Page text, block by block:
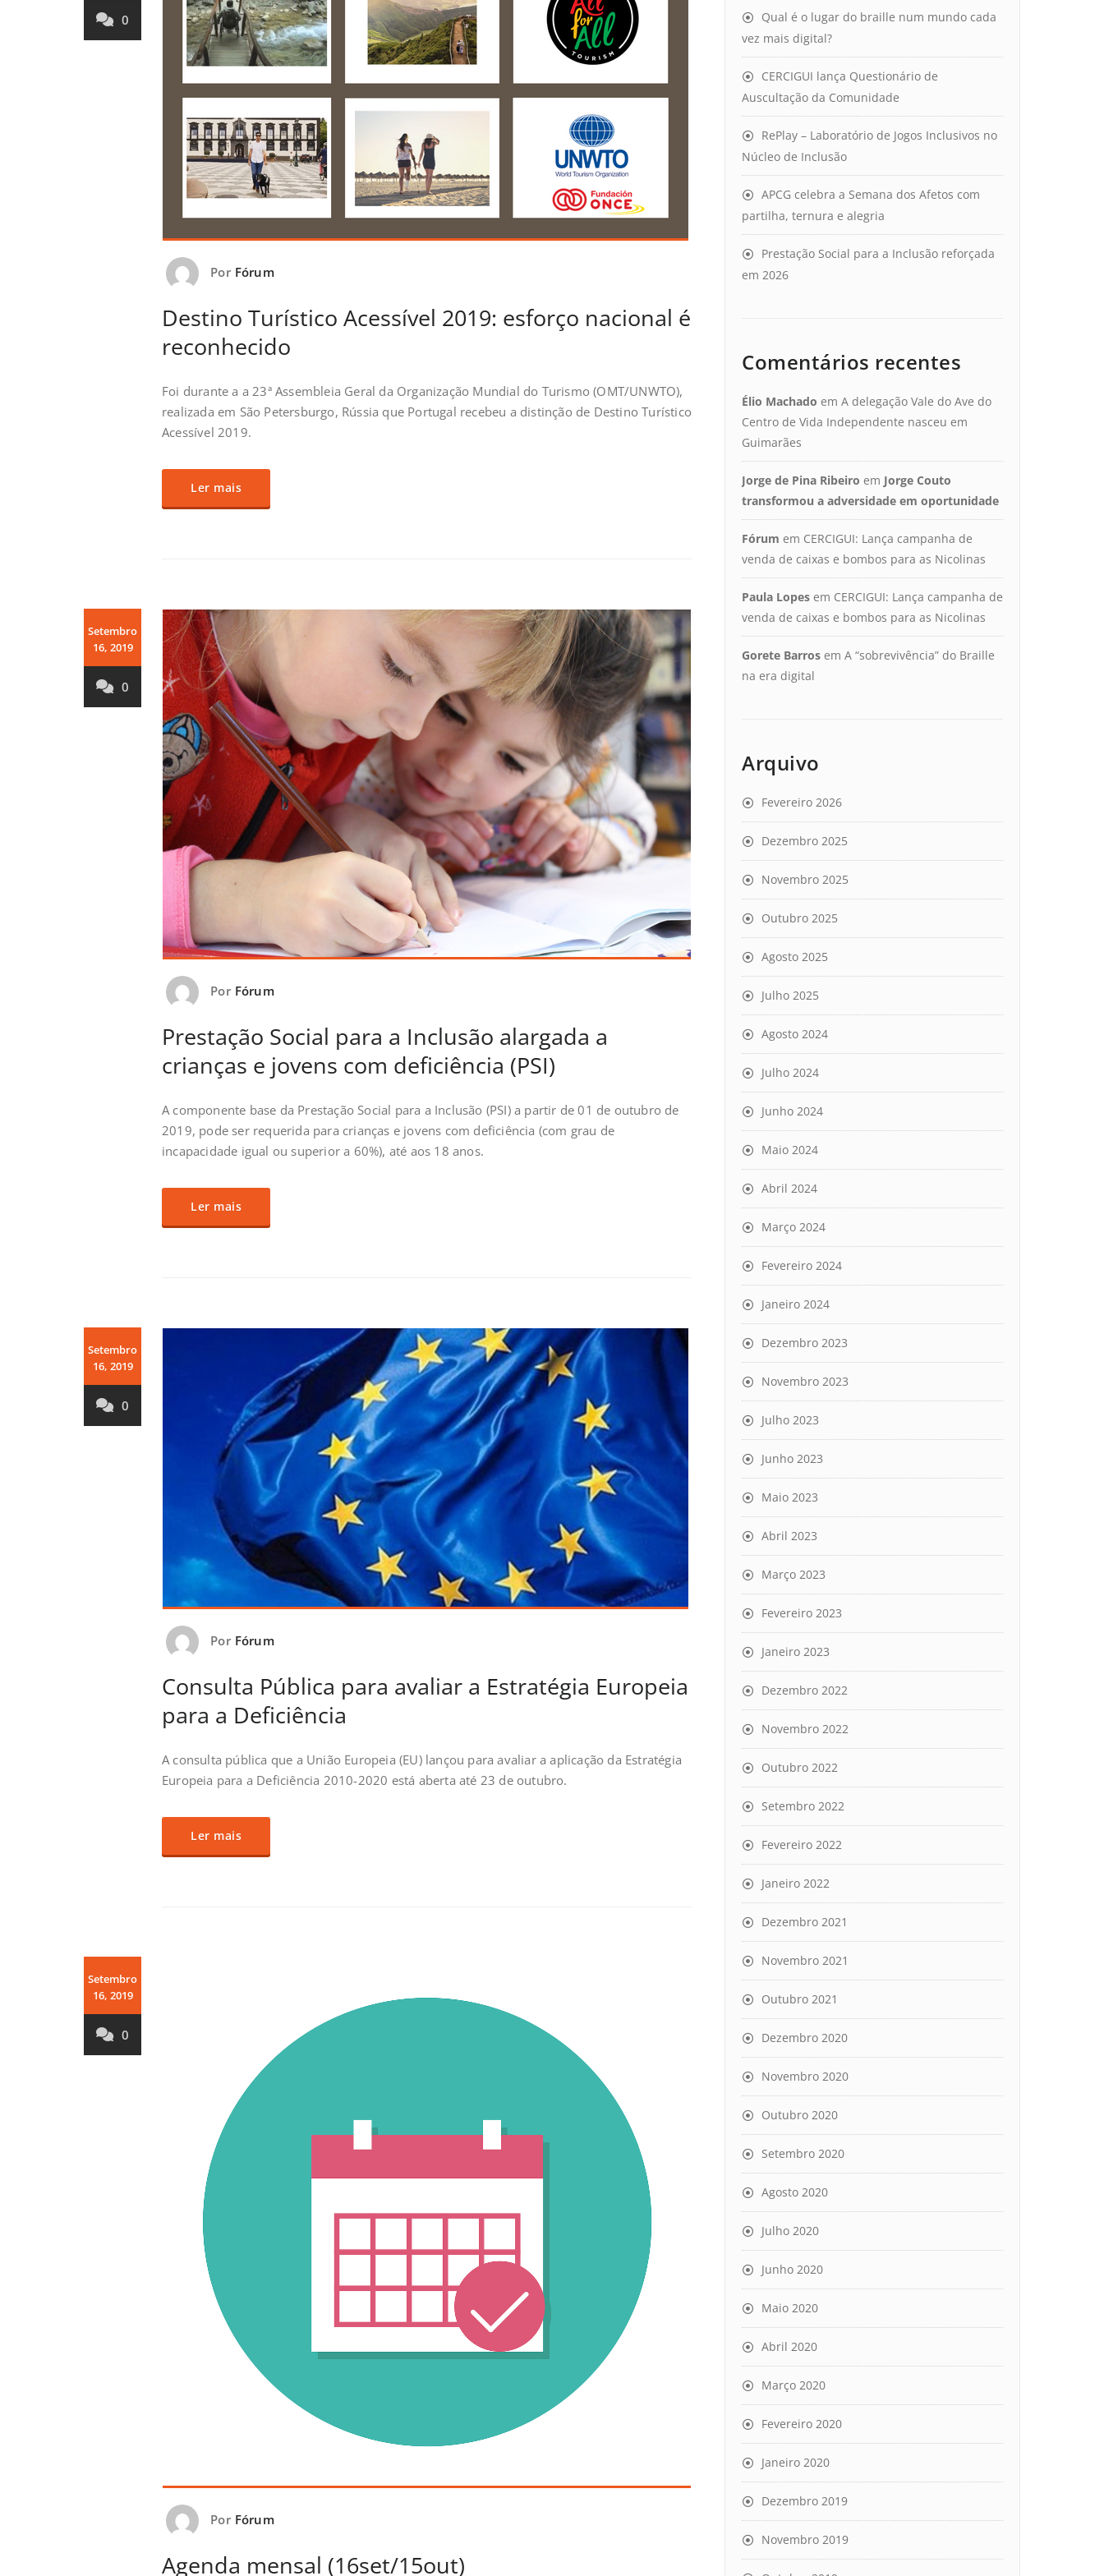
0
Por Fórum
Destino Turístico Acessível 2019: esforço nacional é
reconhecido
Foi durante a a 23ª Assembleia Geral da Organização Mundial do Turismo (OMT/UNWTO),
realizada em São Petersburgo, Rússia que Portugal recebeu a distinção de Destino Turístico
Acessível 2019.
Ler mais
Setembro
16, 2019
0
Por Fórum
Prestação Social para a Inclusão alargada a
crianças e jovens com deficiência (PSI)
A componente base da Prestação Social para a Inclusão (PSI) a partir de 01 de outubro de
2019, pode ser requerida para crianças e jovens com deficiência (com grau de
incapacidade igual ou superior a 60%), até aos 18 anos.
Ler mais
Setembro
16, 2019
0
Por Fórum
Consulta Pública para avaliar a Estratégia Europeia
para a Deficiência
A consulta pública que a União Europeia (EU) lançou para avaliar a aplicação da Estratégia
Europeia para a Deficiência 2010-2020 está aberta até 23 de outubro.
Ler mais
Setembro
16, 2019
0
Por Fórum
Agenda mensal (16set/15out)
Qual é o lugar do braille num mundo cada
vez mais digital?
CERCIGUI lança Questionário de
Auscultação da Comunidade
RePlay – Laboratório de Jogos Inclusivos no
Núcleo de Inclusão
APCG celebra a Semana dos Afetos com
partilha, ternura e alegria
Prestação Social para a Inclusão reforçada
em 2026
Comentários recentes
Élio Machado em A delegação Vale do Ave do
Centro de Vida Independente nasceu em
Guimarães
Jorge de Pina Ribeiro em Jorge Couto
transformou a adversidade em oportunidade
Fórum em CERCIGUI: Lança campanha de
venda de caixas e bombos para as Nicolinas
Paula Lopes em CERCIGUI: Lança campanha de
venda de caixas e bombos para as Nicolinas
Gorete Barros em A “sobrevivência” do Braille
na era digital
Arquivo
Fevereiro 2026
Dezembro 2025
Novembro 2025
Outubro 2025
Agosto 2025
Julho 2025
Agosto 2024
Julho 2024
Junho 2024
Maio 2024
Abril 2024
Março 2024
Fevereiro 2024
Janeiro 2024
Dezembro 2023
Novembro 2023
Julho 2023
Junho 2023
Maio 2023
Abril 2023
Março 2023
Fevereiro 2023
Janeiro 2023
Dezembro 2022
Novembro 2022
Outubro 2022
Setembro 2022
Fevereiro 2022
Janeiro 2022
Dezembro 2021
Novembro 2021
Outubro 2021
Dezembro 2020
Novembro 2020
Outubro 2020
Setembro 2020
Agosto 2020
Julho 2020
Junho 2020
Maio 2020
Abril 2020
Março 2020
Fevereiro 2020
Janeiro 2020
Dezembro 2019
Novembro 2019